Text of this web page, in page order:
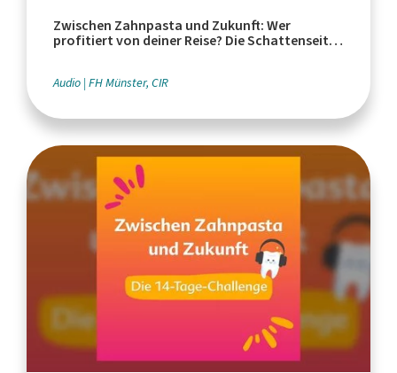
Zwischen Zahnpasta und Zukunft: Wer
profitiert von deiner Reise? Die Schattenseiten
Audio FH Münster, CIR